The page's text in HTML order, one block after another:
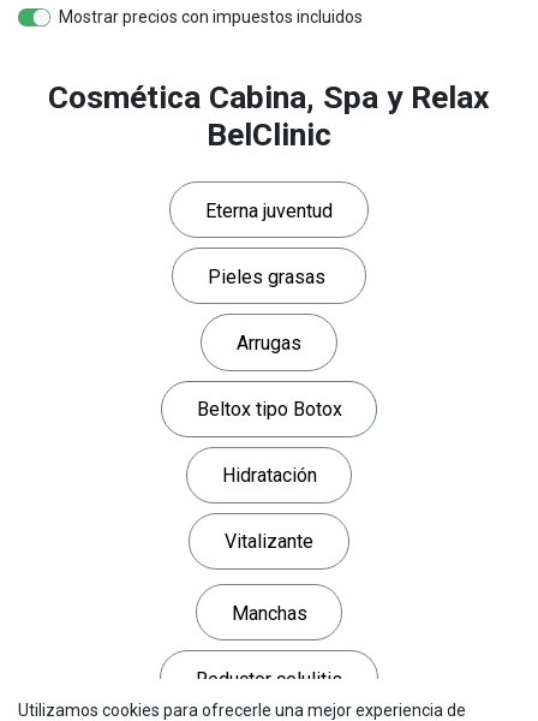
Mostrar precios con impuestos incluidos
Cosmética Cabina, Spa y Relax
BelClinic
Eterna juventud
Pieles grasas
Arrugas
​​​​​​​​Beltox tipo Botox
Hidratación
Vitalizante
Manchas
Reductor celulitis
Utilizamos cookies para ofrecerle una mejor experiencia de